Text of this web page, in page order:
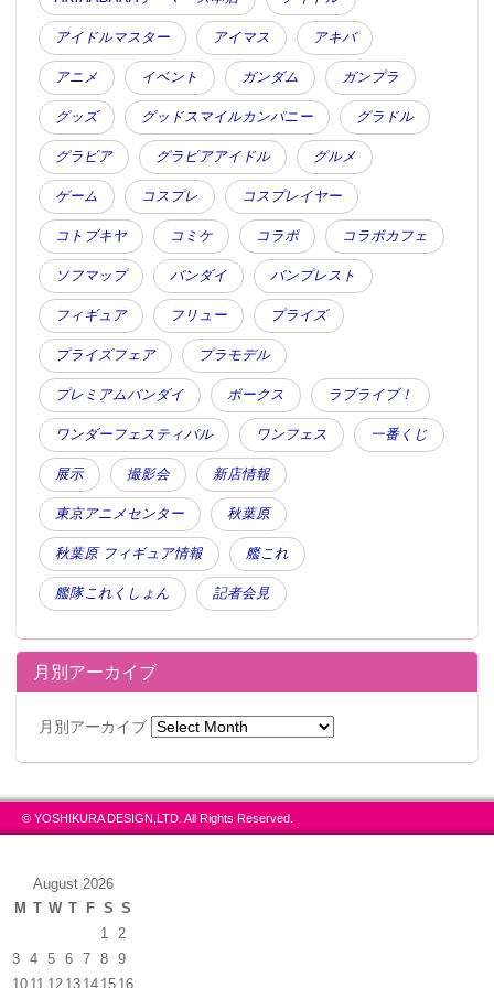
アイドルマスター アイマス アキバ
アニメ イベント ガンダム ガンプラ
グッズ グッドスマイルカンパニー グラドル
グラビア グラビアアイドル グルメ
ゲーム コスプレ コスプレイヤー
コトブキヤ コミケ コラボ コラボカフェ
ソフマップ バンダイ バンプレスト
フィギュア フリュー プライズ
プライズフェア プラモデル
プレミアムバンダイ ボークス ラブライブ！
ワンダーフェスティバル ワンフェス 一番くじ
展示 撮影会 新店情報
東京アニメセンター 秋葉原
秋葉原 フィギュア情報 艦これ
艦隊これくしょん 記者会見
月別アーカイブ
月別アーカイブ
© YOSHIKURA DESIGN,LTD. All Rights Reserved.
August 2026
M T W T F S S
1
2
3
4 5 6 7 8
9